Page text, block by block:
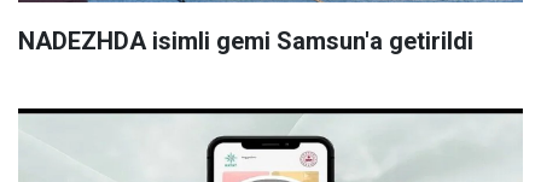
NADEZHDA isimli gemi Samsun'a getirildi